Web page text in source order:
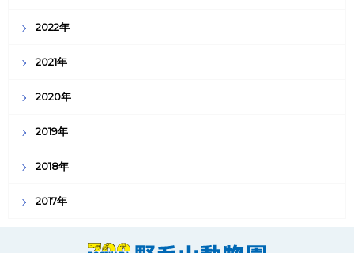
2022年
2021年
2020年
2019年
2018年
2017年